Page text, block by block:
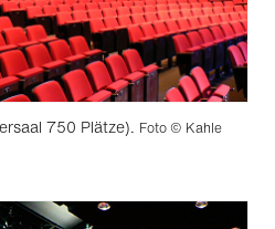
750 Plätze). Foto © Kahle